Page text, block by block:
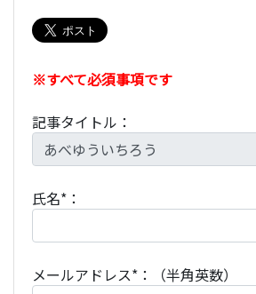
※すべて必須事項です
記事タイトル：
氏名*：
メールアドレス*：（半角英数）